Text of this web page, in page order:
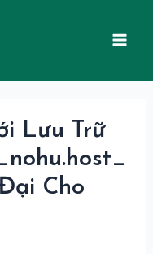
Lưu Trữ
Cho